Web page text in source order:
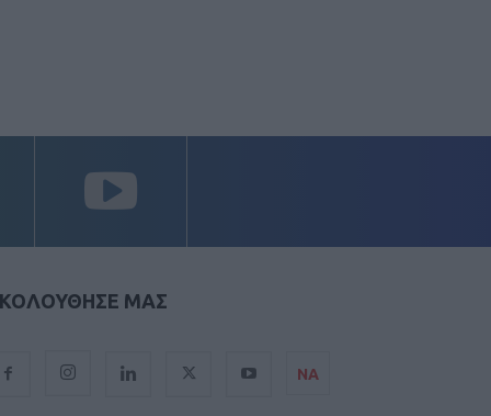
ΜΑΣ
ΝΑ